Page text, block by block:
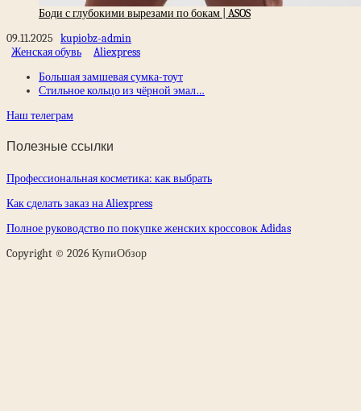
Боди с глубокими вырезами по бокам | ASOS
09.11.2025 kupiobz-admin
Женская обувь
Aliexpress
Большая замшевая сумка-тоут
Стильное кольцо из чёрной эмал…
Наш телеграм
Полезные ссылки
Профессиональная косметика: как выбрать
Как сделать заказ на Aliexpress
Полное руководство по покупке женских кроссовок Adidas
Copyright © 2026 КупиОбзор